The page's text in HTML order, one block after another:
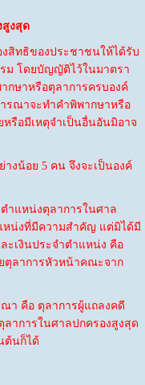
งสุด
ธิของประชาชนให้ได้รับ
ม โดยบัญญัติไว้ในมาตรา
กษาหรือตุลาการครบองค์
รณาจะทำคำพิพากษาหรือ
รือมีเหตุจำเป็นอื่นอันมิอาจ
น้อย 5 คน จึงจะเป็นองค์
ำแหน่งตุลาการในศาล
หน่งที่มีความสำคัญ แต่มิได้มี
ะเงินประจำตำแหน่ง คือ
ตุลาการหัวหน้าคณะจาก
คือ ตุลาการผู้แถลงคดี
าการในศาลปกครองสูงสุด
ต้นก็ได้